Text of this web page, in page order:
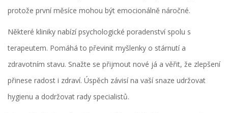
protože první měsíce mohou být emocionálně náročné.
Některé kliniky nabízí psychologické poradenství spolu s
terapeutem. Pomáhá to převinit myšlenky o stárnutí a
zdravotním stavu. Snažte se přijmout nové já a věřit, že zlepšení
přinese radost i zdraví. Úspěch závisí na vaší snaze udržovat
hygienu a dodržovat rady specialistů.